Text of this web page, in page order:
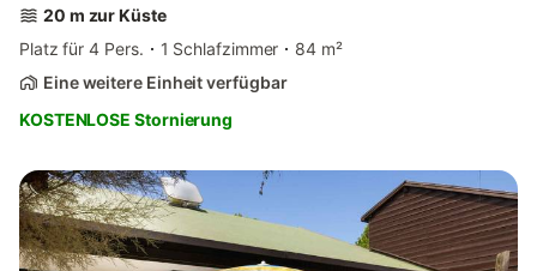
20 m zur Küste
Platz für 4 Pers.
1 Schlafzimmer
84 m²
Eine weitere Einheit verfügbar
KOSTENLOSE Stornierung